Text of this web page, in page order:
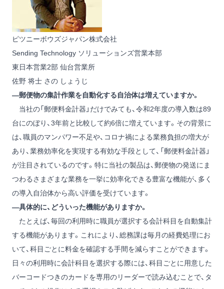
ピツニーボウズジャパン株式会社
Sending Technology ソリューションズ営業本部
東日本営業2部 仙台営業所
佐野 将士 さの しょうじ
―郵便物の集計作業を自動化する自治体は増えていますか。
当社の「郵便料金計器」だけでみても、令和2年度の導入数は89
台にのぼり、3年前と比較して約6倍に増えています。その背景に
は、職員のマンパワー不足や、コロナ禍による業務負担の増大が
あり、業務効率化を実現する有効な手段として、「郵便料金計器」
が注目されているのです。特に当社の製品は、郵便物の発送にま
つわるさまざまな業務を一挙に効率化できる豊富な機能が、多く
の導入自治体から高い評価を受けています。
―具体的に、どういった機能がありますか。
たとえば、毎回の利用時に職員が選択する会計科目を自動集計
する機能があります。これにより、総務課は毎月の経費処理にお
いて、科目ごとに料金を確認する手間を減らすことができます。
日々の利用時に会計科目を選択する際には、科目ごとに用意した
バーコードつきのカードを専用のリーダーで読み込むことで、タ